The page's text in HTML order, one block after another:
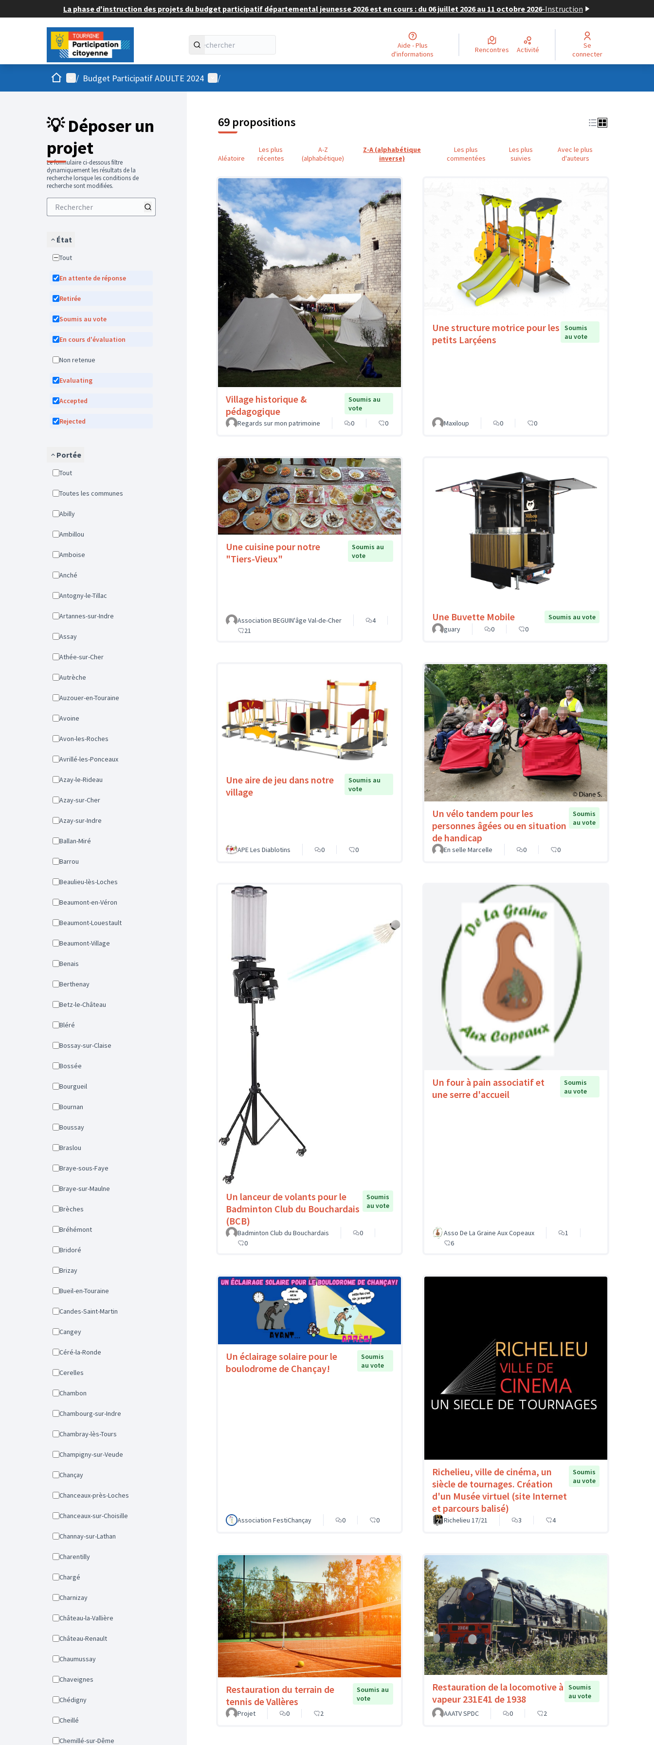
La phase d'instruction des projets du budget participatif départemental jeunesse 2026 est en cours : du 06 juillet 2026 au 11 octobre 2026-Instruction
Aide - Plus
d'informations
Rencontres Activité
Se
connecter
AccueilMenu principal
/ Budget Participatif ADULTE 2024 Menu utilisateur
/
💡 Déposer un
projet
Le formulaire ci-dessous filtre
dynamiquement les résultats de la
recherche lorsque les conditions de
recherche sont modifiées.
État
Tout
En attente de réponse
Retirée
Soumis au vote
En cours d'évaluation
Non retenue
Evaluating
Accepted
Rejected
Portée
Tout
Toutes les communes
Abilly
Ambillou
Amboise
Anché
Antogny-le-Tillac
Artannes-sur-Indre
Assay
Athée-sur-Cher
Autrèche
Auzouer-en-Touraine
Avoine
Avon-les-Roches
Avrillé-les-Ponceaux
Azay-le-Rideau
Azay-sur-Cher
Azay-sur-Indre
Ballan-Miré
Barrou
Beaulieu-lès-Loches
Beaumont-en-Véron
Beaumont-Louestault
Beaumont-Village
Benais
Berthenay
Betz-le-Château
Bléré
Bossay-sur-Claise
Bossée
Bourgueil
Bournan
Boussay
Braslou
Braye-sous-Faye
Braye-sur-Maulne
Brèches
Bréhémont
Bridoré
Brizay
Bueil-en-Touraine
Candes-Saint-Martin
Cangey
Céré-la-Ronde
Cerelles
Chambon
Chambourg-sur-Indre
Chambray-lès-Tours
Champigny-sur-Veude
Chançay
Chanceaux-près-Loches
Chanceaux-sur-Choisille
Channay-sur-Lathan
Charentilly
Chargé
Charnizay
Château-la-Vallière
Château-Renault
Chaumussay
Chaveignes
Chédigny
Cheillé
Chemillé-sur-Dême
69 propositions
Aléatoire
Les plus
récentes
A-Z
(alphabétique)
Z-A (alphabétique
inverse)
Les plus
commentées
Les plus
suivies
Avec le plus
d'auteurs
Village historique &
pédagogique
Soumis au
vote
Regards sur mon patrimoine
0 0
Une structure motrice pour les
petits Larçéens
Soumis
au vote
Maxiloup 0 0
Une cuisine pour notre
"Tiers-Vieux"
Soumis au
vote
Association BEGUIN'âge Val-de-Cher
4
21
Une Buvette Mobile
Soumis au vote
guary
0 0
Une aire de jeu dans notre
village
Soumis au
vote
APE Les Diablotins 0 0
Un vélo tandem pour les
personnes âgées ou en situation
de handicap
Soumis
au vote
En selle Marcelle 0 0
Un lanceur de volants pour le
Badminton Club du Bouchardais
(BCB)
Soumis
au vote
Badminton Club du Bouchardais
0
0
Un four à pain associatif et
une serre d'accueil
Soumis
au vote
Asso De La Graine Aux Copeaux
1
6
Un éclairage solaire pour le
boulodrome de Chançay!
Soumis
au vote
Association FestiChançay 0 0
Richelieu, ville de cinéma, un
siècle de tournages. Création
d'un Musée virtuel (site Internet
et parcours balisé)
Soumis
au vote
Richelieu 17/21 3 4
Restauration du terrain de
tennis de Vallères
Soumis au
vote
Projet
0 2
Restauration de la locomotive à
vapeur 231E41 de 1938
Soumis
au vote
AAATV SPDC
0 2